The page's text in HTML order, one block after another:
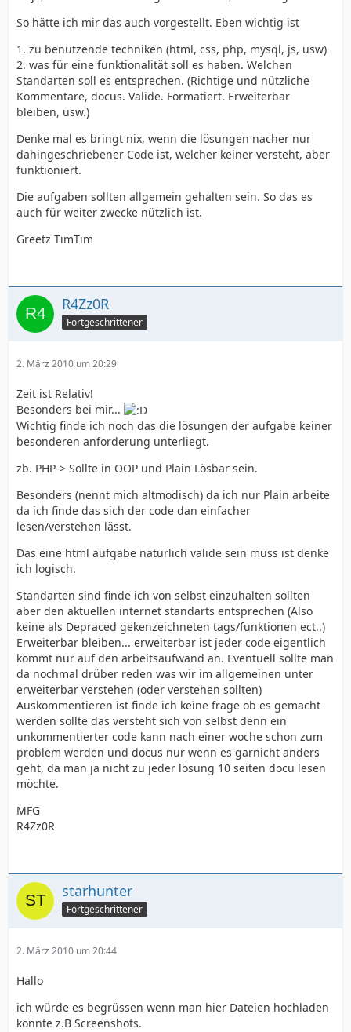
So hätte ich mir das auch vorgestellt. Eben wichtig ist
1. zu benutzende techniken (html, css, php, mysql, js, usw)
2. was für eine funktionalität soll es haben. Welchen
Standarten soll es entsprechen. (Richtige und nützliche
Kommentare, docus. Valide. Formatiert. Erweiterbar
bleiben, usw.)
Denke mal es bringt nix, wenn die lösungen nacher nur
dahingeschriebener Code ist, welcher keiner versteht, aber
funktioniert.
Die aufgaben sollten allgemein gehalten sein. So das es
auch für weiter zwecke nützlich ist.
Greetz TimTim
R4Zz0R
Fortgeschrittener
2. März 2010 um 20:29
Zeit ist Relativ!
Besonders bei mir...
Wichtig finde ich noch das die lösungen der aufgabe keiner
besonderen anforderung unterliegt.
zb. PHP-> Sollte in OOP und Plain Lösbar sein.
Besonders (nennt mich altmodisch) da ich nur Plain arbeite
da ich finde das sich der code dan einfacher
lesen/verstehen lässt.
Das eine html aufgabe natürlich valide sein muss ist denke
ich logisch.
Standarten sind finde ich von selbst einzuhalten sollten
aber den aktuellen internet standarts entsprechen (Also
keine als Depraced gekenzeichneten tags/funktionen ect..)
Erweiterbar bleiben... erweiterbar ist jeder code eigentlich
kommt nur auf den arbeitsaufwand an. Eventuell sollte man
da nochmal drüber reden was wir im allgemeinen unter
erweiterbar verstehen (oder verstehen sollten)
Auskommentieren ist finde ich keine frage ob es gemacht
werden sollte das versteht sich von selbst denn ein
unkommentierter code kann nach einer woche schon zum
problem werden und docus nur wenn es garnicht anders
geht, da man ja nicht zu jeder lösung 10 seiten docu lesen
möchte.
MFG
R4Zz0R
starhunter
Fortgeschrittener
2. März 2010 um 20:44
Hallo
ich würde es begrüssen wenn man hier Dateien hochladen
könnte z.B Screenshots.